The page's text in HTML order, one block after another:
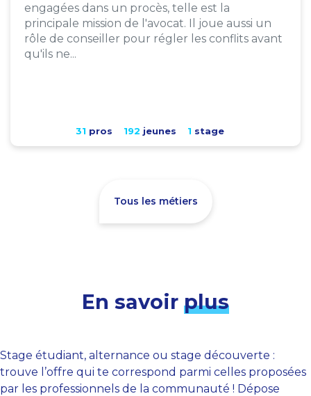
engagées dans un procès, telle est la
principale mission de l'avocat. Il joue aussi un
rôle de conseiller pour régler les conflits avant
qu'ils ne...
31 pros 192 jeunes 1 stage
Tous les métiers
En savoir plus
Stage étudiant, alternance ou stage découverte :
trouve l’offre qui te correspond parmi celles proposées
par les professionnels de la communauté ! Dépose